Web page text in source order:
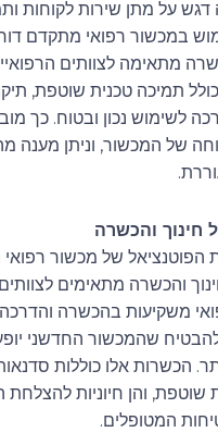
על מתן שירות לקוחות
במכשור רפואי מתקדם
מתאימה לצוותים
תמיכה טכנית שוטפת,
לשימוש נכון ובטוח. כך
של המכשור, וניתן מענה
חינוך והכשרה
הפוטנציאל של מכשור
והכשרה מתאימים
משקיעות בהכשרה והדרכה
להבטיח שהמכשור החדשני
הכשרות אלו כוללות
שוטפת, והן חיוניות
המטופלים.